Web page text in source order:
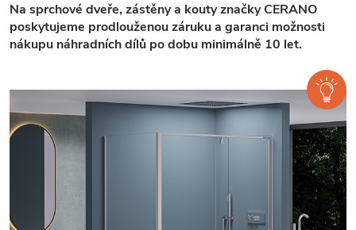
Na sprchové dveře, zástěny a kouty značky CERANO
poskytujeme prodlouženou záruku a garanci možnosti
nákupu náhradních dílů po dobu minimálně 10 let.